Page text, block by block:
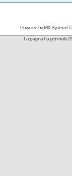
Powered byMX-System©
La pagina ha generato